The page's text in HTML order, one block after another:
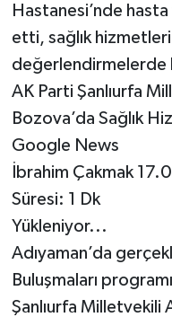
Hastanesi’nde hasta
etti, sağlık
değerlendirmelerde
AK Parti Şanlıurfa
Bozova’da Sağlık
Google News
İbrahim Çakmak
Süresi: 1 Dk
Yükleniyor...
Adıyaman’da
Buluşmaları
Şanlıurfa Milletvekili